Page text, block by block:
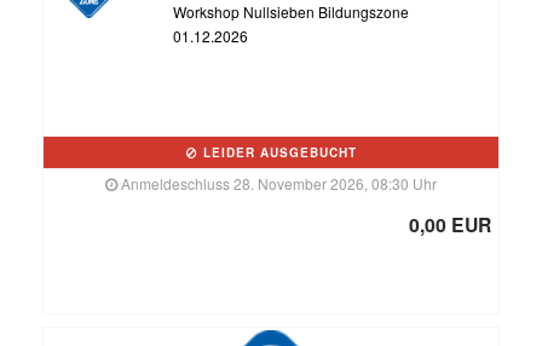
Workshop Nullsieben Bildungszone
01.12.2026
LEIDER AUSGEBUCHT
Anmeldeschluss 28. November 2026, 08:30 Uhr
0,00 EUR